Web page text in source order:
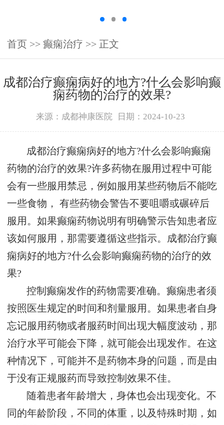
首页 >> 癫痫治疗 >> 正文
成都治疗癫痫病好的地方?什么会影响癫
痫药物的治疗的效果?
来源：成都神康医院 日期：2024-10-23
成都治疗癫痫病好的地方?什么会影响癫痫
药物的治疗的效果?许多药物在服用过程中可能
会有一些服用禁忌，例如服用某些药物后不能吃
一些食物， 有些药物会警告不要咀嚼或碾碎后
服用。如果癫痫药物说明有明确警示告知患者应
该如何服用，那需要遵循这些指示。成都治疗癫
痫病好的地方?什么会影响癫痫药物的治疗的效
果?
控制癫痫发作的药物需要准确。癫痫患者须
按照医生规定的时间和剂量服用。如果患者自身
忘记服用药物或者服药时间出现大幅度波动，那
治疗水平可能会下降，就可能会出现发作。在这
种情况下，可能并不是药物本身的问题，而是由
于没有正规服药而导致控制效果不佳。
随着患者年龄增大，身体也会出现变化。不
同的年龄阶段，不同的体重，以及特殊时期，如